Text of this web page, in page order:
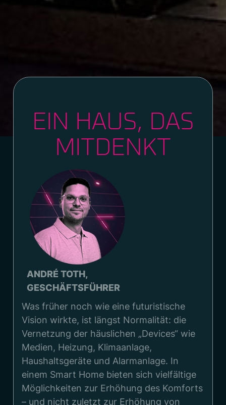
EIN HAUS, DAS
MITDENKT
ANDRÉ TOTH,
GESCHÄFTSFÜHRER
Was früher noch wie eine futuristische
Vision wirkte, ist längst Normalität: die
Vernetzung der häuslichen „Devices“ wie
Medien, Heizung, Klimaanlage,
Haushaltsgeräte und Alarmanlage. In
einem Smart Home bieten sich vielfältige
Möglichkeiten zur Erhöhung des Komforts
– und nicht zuletzt zur Erhöhung von